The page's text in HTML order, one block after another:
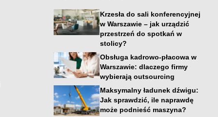
Krzesła do sali konferencyjnej
w Warszawie – jak urządzić
przestrzeń do spotkań w
stolicy?
Obsługa kadrowo-płacowa w
Warszawie: dlaczego firmy
wybierają outsourcing
Maksymalny ładunek dźwigu:
Jak sprawdzić, ile naprawdę
może podnieść maszyna?